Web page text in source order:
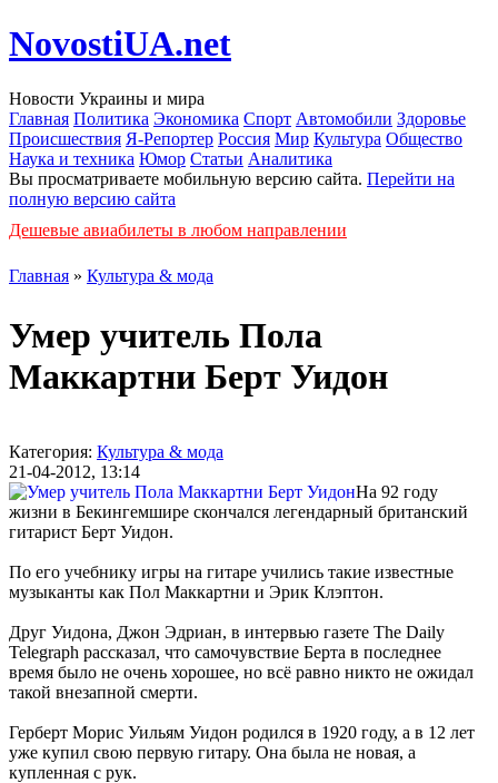
NovostiUA.net
Новости Украины и мира
Главная Политика Экономика Спорт Автомобили Здоровье
Происшествия Я-Репортер Россия Мир Культура Общество
Наука и техника Юмор Статьи Аналитика
Вы просматриваете мобильную версию сайта. Перейти на
полную версию сайта
Дешевые авиабилеты в любом направлении
Главная » Культура & мода
Умер учитель Пола
Маккартни Берт Уидон
Категория: Культура & мода
21-04-2012, 13:14
На 92 году
жизни в Бекингемшире скончался легендарный британский
гитарист Берт Уидон.
По его учебнику игры на гитаре учились такие известные
музыканты как Пол Маккартни и Эрик Клэптон.
Друг Уидона, Джон Эдриан, в интервью газете The Daily
Telegraph рассказал, что самочувствие Берта в последнее
время было не очень хорошее, но всё равно никто не ожидал
такой внезапной смерти.
Герберт Морис Уильям Уидон родился в 1920 году, а в 12 лет
уже купил свою первую гитару. Она была не новая, а
купленная с рук.